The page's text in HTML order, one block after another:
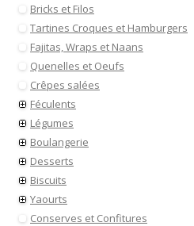
Bricks et Filos
Tartines Croques et Hamburgers
Fajitas, Wraps et Naans
Quenelles et Oeufs
Crêpes salées
Féculents
Légumes
Boulangerie
Desserts
Biscuits
Yaourts
Conserves et Confitures